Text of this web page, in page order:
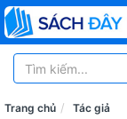
Trang chủ Tác giả